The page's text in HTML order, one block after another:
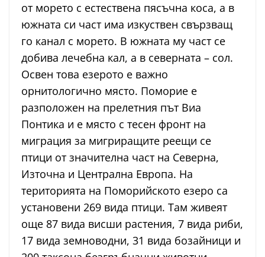
от морето с естествена пясъчна коса, а в
южната си част има изкуствен свързващ
го канал с морето. В южната му част се
добива лечебна кал, а в северната – сол.
Освен това езерото е важно
орнитологично място. Поморие е
разположен на прелетния път Виа
Понтика и е място с тесен фронт на
миграция за мигриращите реещи се
птици от значителна част на Северна,
Източна и Централна Европа. На
територията на Поморийското езеро са
установени 269 вида птици. Там живеят
още 87 вида висши растения, 7 вида риби,
17 вида земноводни, 31 вида бозайници и